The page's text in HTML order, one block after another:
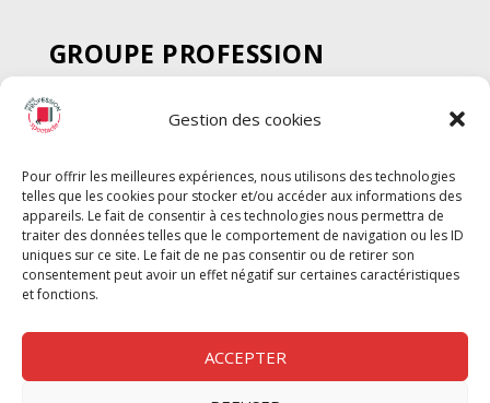
Gestion des cookies
Pour offrir les meilleures expériences, nous utilisons des technologies
telles que les cookies pour stocker et/ou accéder aux informations des
appareils. Le fait de consentir à ces technologies nous permettra de
traiter des données telles que le comportement de navigation ou les ID
uniques sur ce site. Le fait de ne pas consentir ou de retirer son
consentement peut avoir un effet négatif sur certaines caractéristiques
et fonctions.
ACCEPTER
GROUPE PROFESSION
SPECTACLE
Chèque Intermittents
Chèque Compta
Chèque Emploi Spectacle
G-Pods
Profession Audio-visuel